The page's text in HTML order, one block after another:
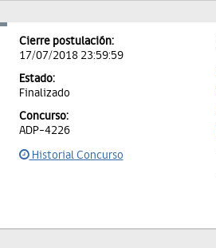
Cierre postulación:
17/07/2018 23:59:59
Estado:
Finalizado
Concurso:
ADP-4226
Historial Concurso